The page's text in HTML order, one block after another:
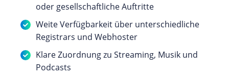
oder gesellschaftliche Auftritte
Weite Verfügbarkeit über unterschiedliche
Registrars und Webhoster
Klare Zuordnung zu Streaming, Musik und
Podcasts